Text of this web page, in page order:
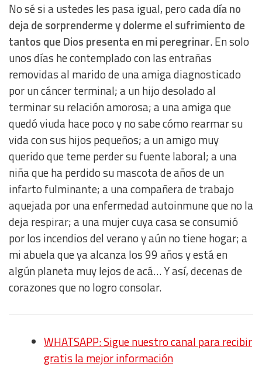
No sé si a ustedes les pasa igual, pero cada día no
deja de sorprenderme y dolerme el sufrimiento de
tantos que Dios presenta en mi peregrinar. En solo
unos días he contemplado con las entrañas
removidas al marido de una amiga diagnosticado
por un cáncer terminal; a un hijo desolado al
terminar su relación amorosa; a una amiga que
quedó viuda hace poco y no sabe cómo rearmar su
vida con sus hijos pequeños; a un amigo muy
querido que teme perder su fuente laboral; a una
niña que ha perdido su mascota de años de un
infarto fulminante; a una compañera de trabajo
aquejada por una enfermedad autoinmune que no la
deja respirar; a una mujer cuya casa se consumió
por los incendios del verano y aún no tiene hogar; a
mi abuela que ya alcanza los 99 años y está en
algún planeta muy lejos de acá… Y así, decenas de
corazones que no logro consolar.
WHATSAPP: Sigue nuestro canal para recibir
gratis la mejor información